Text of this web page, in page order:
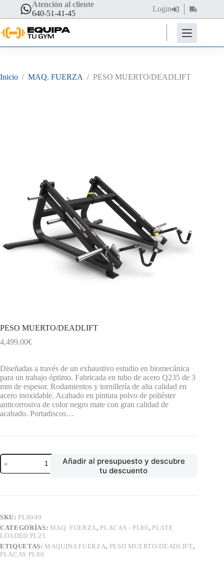
contenido
Atención al cliente
640-51-41-45
Login
Carro
de
compra
Inicio / MAQ. FUERZA / PESO MUERTO/DEADLIFT
PESO MUERTO/DEADLIFT
4,499.00€
Diseñadas a través de un exhaustivo estudio en biomecánica
para un trabajo óptimo. Fabricada en tubo de acero Q235 de 3
mm de espesor. Rodamientos y tornillería de alta calidad en
acero inoxidable. Acabado en pintura polvo de poliéster
anticorrosiva de color negro mate con gran calidad de
acabado. Portadiscos…
PESO
MUERTO/DEADLIFT
cantidad
Añadir al presupuesto y descubre
tu descuento
SKU: PL8040
CATEGORÍAS: MAQ. FUERZA, PLACAS - PL80, PLATE
LOADED PL25
ETIQUETAS: MAQUINA FUERZA, PESO MUERTO/DEADLIFT,
PLACAS PL80